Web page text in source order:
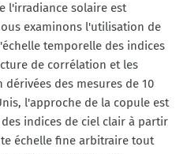
l'irradiance solaire est
examinons l'utilisation de
temporelle des indices
de corrélation et les
des mesures de 10
l'approche de la copule est
indices de ciel clair à partir
échelle fine arbitraire tout